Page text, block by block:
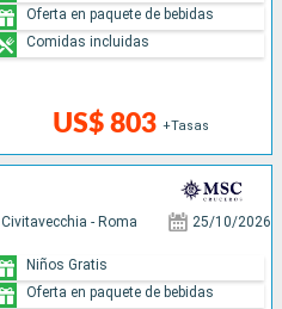
US$ 803 +Tasas
Oferta en paquete de bebidas
Comidas incluidas
Civitavecchia - Roma 25/10/2026
Niños Gratis
Oferta en paquete de bebidas